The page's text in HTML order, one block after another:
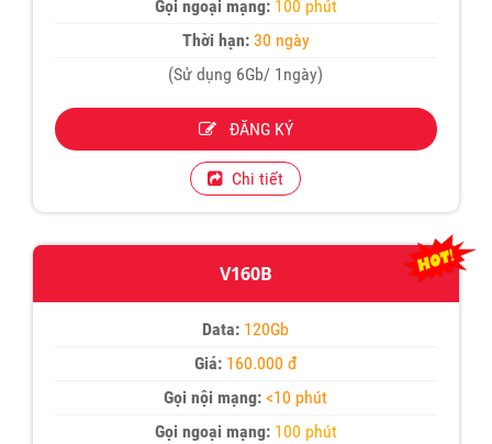
Gọi ngoại mạng: 100 phút
Thời hạn:30 ngày
(Sử dụng 6Gb/ 1ngày)
ĐĂNG KÝ
Chi tiết
V160B
Data: 120Gb
Giá: 160.000 đ
Gọi nội mạng: <10 phút
Gọi ngoại mạng: 100 phút